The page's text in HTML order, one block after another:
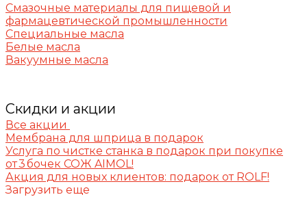
Смазочные материалы для пищевой и
фармацевтической промышленности
Специальные масла
Белые масла
Вакуумные масла
Скидки и акции
Все акции
Мембрана для шприца в подарок
Услуга по чистке станка в подарок при покупке
от 3 бочек СОЖ AIMOL!
Акция для новых клиентов: подарок от ROLF!
Загрузить еще